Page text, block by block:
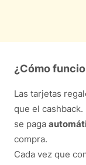
¿Cómo
Las tarjetas
que el
se paga
compra.
Cada vez que